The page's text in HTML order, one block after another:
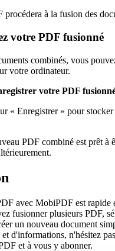
à la fusion des
votre PDF fusionné
combinés, vous
votre ordinateur.
votre PDF
« Enregistrer » pour
PDF combiné est prêt à
avec MobiPDF est rapide
fusionner plusieurs PDF,
un nouveau document
d'informations, n'hésitez
et à vous y abonner.